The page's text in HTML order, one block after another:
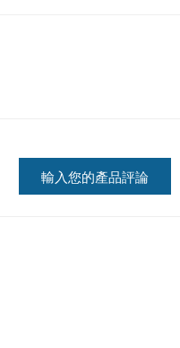
輸入您的產品評論